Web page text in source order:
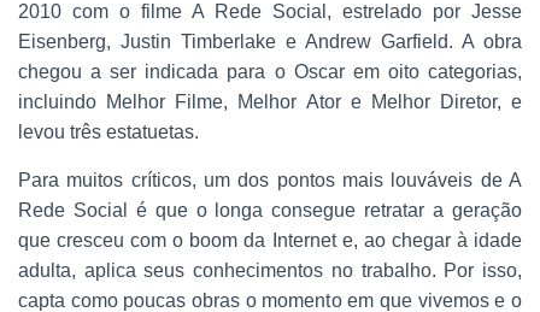
2010 com o filme A Rede Social, estrelado por Jesse
Eisenberg, Justin Timberlake e Andrew Garfield. A obra
chegou a ser indicada para o Oscar em oito categorias,
incluindo Melhor Filme, Melhor Ator e Melhor Diretor, e
levou três estatuetas.
Para muitos críticos, um dos pontos mais louváveis de A
Rede Social é que o longa consegue retratar a geração
que cresceu com o boom da Internet e, ao chegar à idade
adulta, aplica seus conhecimentos no trabalho. Por isso,
capta como poucas obras o momento em que vivemos e o